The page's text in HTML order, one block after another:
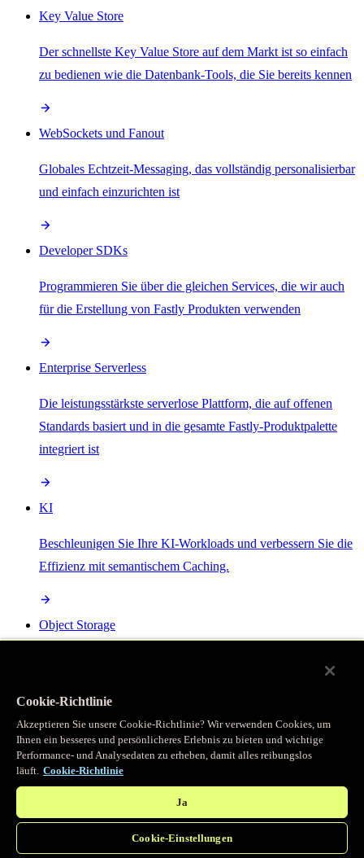
Key Value Store
Der schnellste Key Value Store auf dem Markt ist so einfach
zu bedienen wie die Datenbank-Tools, die Sie bereits kennen
WebSockets und Fanout
Globales Echtzeit-Messaging, das vollständig personalisierbar
und einfach einzurichten ist
Developer SDKs
Programmieren Sie über die gleichen Services, die wir auch
für die Erstellung von Fastly Produkten verwenden
Enterprise Serverless
Die leistungsstärkste serverlose Plattform, die auf offenen
Standards basiert und in die gesamte Fastly-Produktpalette
integriert ist
KI
Beschleunigen Sie Ihre KI-Workloads und verbessern Sie die
Effizienz mit semantischem Caching.
Object Storage
Programmierbarer Cache
Erhalten Sie vollständigen programmatischen Zugriff auf das
legendäre Caching, das unser CDN antreibt.
Cookie-Richtlinie
Akzeptieren Sie unsere Cookie-Richtlinie? Wir verwenden Cookies, um
Ihnen ein besseres und persönlicheres Erlebnis zu bieten und wichtige
Performance- und Analysedaten zu erheben, damit alles reibungslos
läuft. Cookie-Richtlinie
Ja
Cookie-Einstellungen